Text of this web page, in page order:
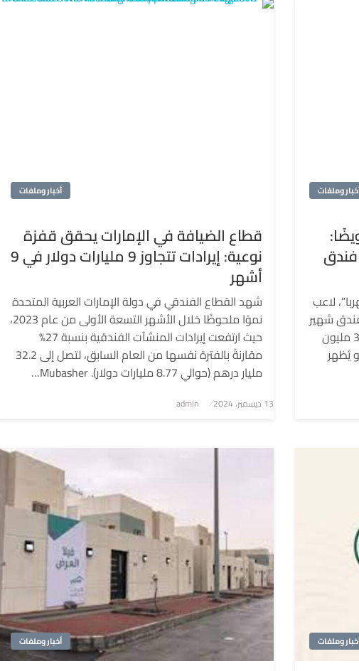
وملفات
لاعب
شهير
في القاهرة الجديدة، مطالبًا بتعويض قدره 35 مليون
يُظهر
أخبار وملفات
قطاع الضيافة في الإمارات يحقق قفزة
نوعية: إيرادات تتجاوز 9 مليارات دولار في 9
أشهر
شهد القطاع الفندقي في دولة الإمارات العربية المتحدة
نموًا ملحوظًا خلال الأشهر التسعة الأولى من عام 2023،
حيث ارتفعت إيرادات المنشآت الفندقية بنسبة 27%
مقارنةً بالفترة نفسها من العام السابق، لتصل إلى 32.2
مليار درهم (حوالي 8.77 مليارات دولار). Mubasher…
نُشر
13 ديسمبر، 2024 admin
وملفات أخبار وملفات